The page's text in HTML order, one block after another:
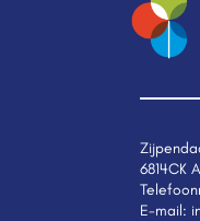
6814CK
E-mail: